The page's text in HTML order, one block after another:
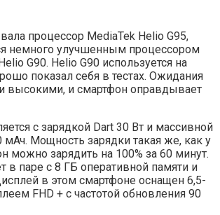
процессор MediaTek Helio G95,
немного улучшенным процессором
G90. Helio G90 используется на
показал себя в тестах. Ожидания
высокими, и смартфон оправдывает
с зарядкой Dart 30 Вт и массивной
мАч. Мощность зарядки такая же, как у
можно зарядить на 100% за 60 минут.
в паре с 8 ГБ оперативной памяти и
в этом смартфоне оснащен 6,5-
FHD + с частотой обновления 90